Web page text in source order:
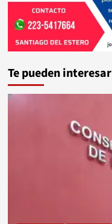
Te pueden interesar